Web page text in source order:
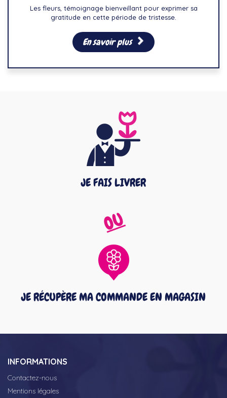
Les fleurs, témoignage bienveillant pour exprimer sa
gratitude en cette période de tristesse.
En savoir plus
JE FAIS LIVRER
OU
JE RÉCUPÈRE MA COMMANDE EN MAGASIN
INFORMATIONS
Contactez-nous
Mentions légales